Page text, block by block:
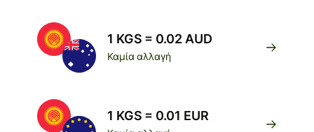
1 KGS = 0.02 AUD
Καμία αλλαγή
1 KGS = 0.01 EUR